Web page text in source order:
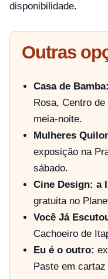
disponibilidade.
Outras
Casa de Bamba:
Rosa, Centro
meia-noite.
Mulheres
exposição na
sábado.
Cine Design: a
gratuita no
Você Já
Cachoeiro de
Eu é o outro:
Paste em